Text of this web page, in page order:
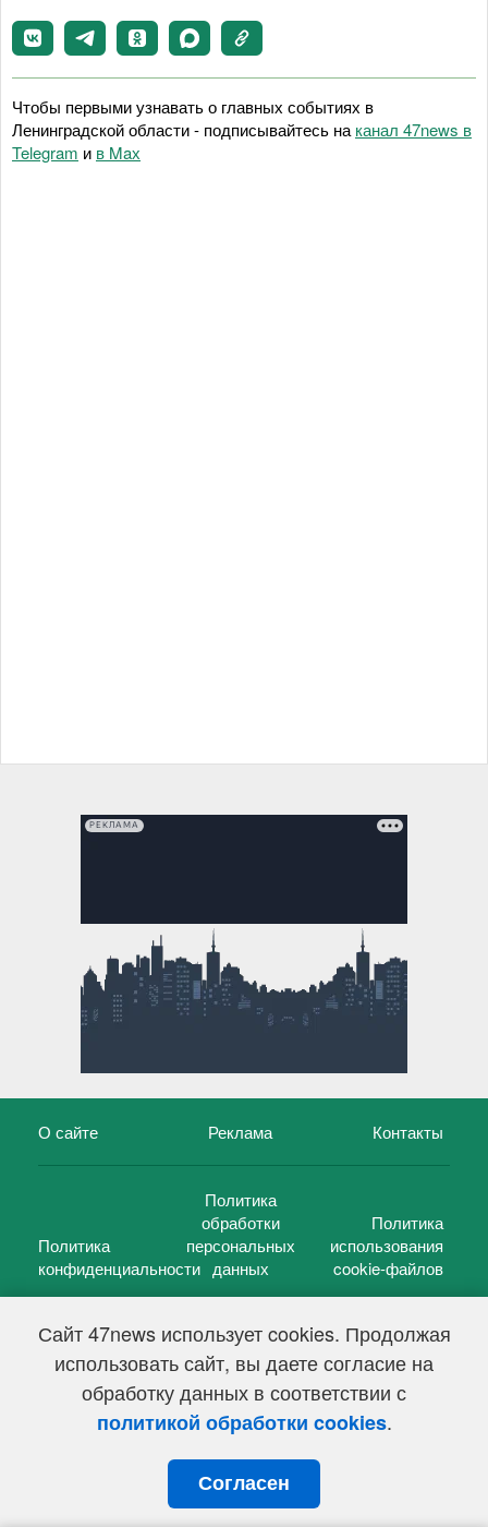
Сайт 47news использует cookies. Продолжая
использовать сайт, вы даете согласие на
обработку данных в соответствии с
политикой обработки cookies.
Согласен
Чтобы первыми узнавать о главных событиях в
Ленинградской области - подписывайтесь на канал 47news в
Telegram и в Maх
РЕКЛАМА
О сайте Реклама Контакты
Политика
конфиденциальности
Политика
обработки
персональных
данных
Политика
использования
cookie-файлов
47 новостей (47 news)2005 — 2026 г.
Свидетельство о регистрации СМИ Эл № ФС 77-39848, выдано
Федеральной службой по надзору в сфере связи,
информационных технологий и массовых коммуникаций